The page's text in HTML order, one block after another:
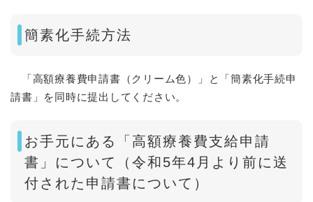
簡素化手続方法
​ 「高額療養費申請書（クリーム色）」と「簡素化手続申
請書」を同時に提出してください。
お手元にある「高額療養費支給申請
書」について（令和5年4月より前に送
付された申請書について）